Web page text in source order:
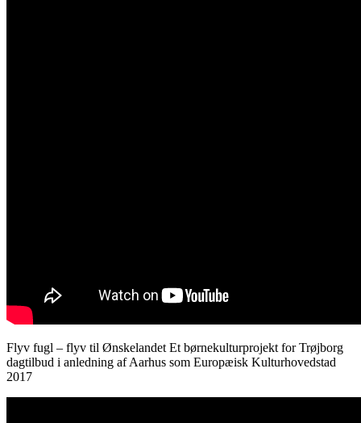
Flyv fugl – flyv til Ønskelandet Et børnekulturprojekt for Trøjborg
dagtilbud i anledning af Aarhus som Europæisk Kulturhovedstad
2017